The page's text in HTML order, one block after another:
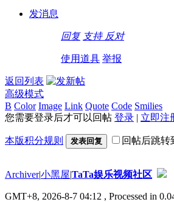
发消息
回复 支持 反对
使用道具 举报
返回列表
高级模式
B Color Image Link Quote Code Smilies
您需要登录后才可以回帖 登录 | 立即注
本版积分规则 发表回复 回帖后跳转
Archiver|小黑屋|TaTa娱乐视频社区
GMT+8, 2026-8-7 04:12 , Processed in